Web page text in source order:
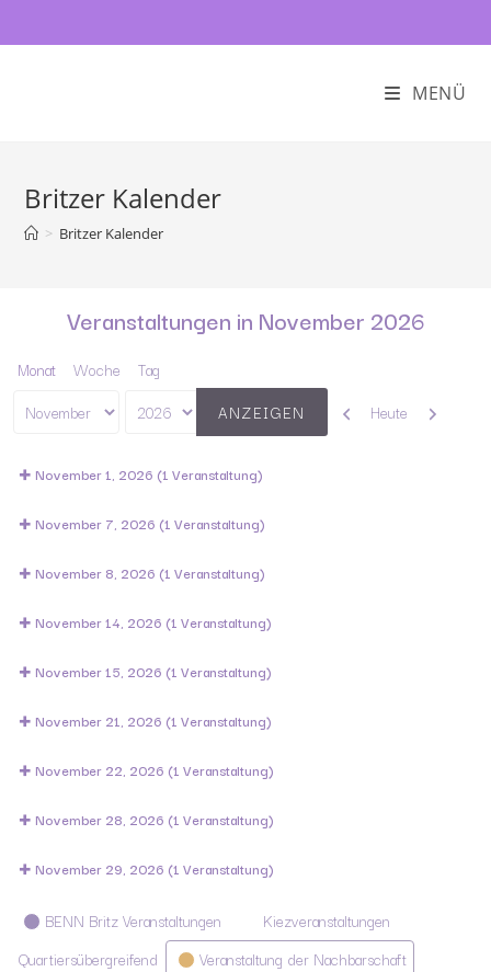
MENÜ
Britzer Kalender
> Britzer Kalender
Veranstaltungen in November 2026
Monat Woche Tag
Monat
Jahr
Zurück
Heute Weiter
November 1, 2026 (1 Veranstaltung)
November 7, 2026 (1 Veranstaltung)
November 8, 2026 (1 Veranstaltung)
November 14, 2026 (1 Veranstaltung)
November 15, 2026 (1 Veranstaltung)
November 21, 2026 (1 Veranstaltung)
November 22, 2026 (1 Veranstaltung)
November 28, 2026 (1 Veranstaltung)
November 29, 2026 (1 Veranstaltung)
Kategorien
BENN Britz Veranstaltungen
Kiezveranstaltungen
Quartiersübergreifend
Veranstaltung der Nachbarschaft